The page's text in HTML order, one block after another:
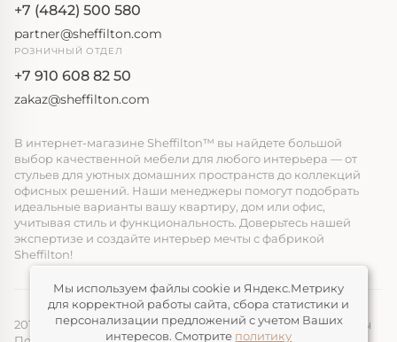
+7 (4842) 500 580
partner@sheffilton.com
РОЗНИЧНЫЙ ОТДЕЛ
+7 910 608 82 50
zakaz@sheffilton.com
В интернет-магазине Sheffilton™ вы найдете большой
выбор качественной мебели для любого интерьера — от
стульев для уютных домашних пространств до коллекций
офисных решений. Наши менеджеры помогут подобрать
идеальные варианты вашу квартиру, дом или офис,
учитывая стиль и функциональность. Доверьтесь нашей
экспертизе и создайте интерьер мечты с фабрикой
Sheffilton!
2014-2026, ООО «ЭЛМАТ», Sheffilton™ Все права защищены
Мы используем файлы cookie и Яндекс.Метрику
для корректной работы сайта, сбора статистики и
персонализации предложений с учетом Ваших
интересов. Смотрите политику